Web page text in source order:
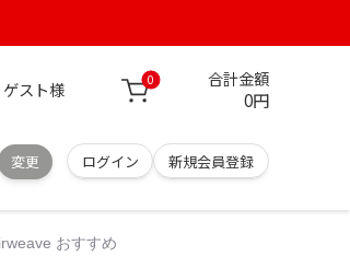
ゲスト様 0 合計金額
0円
変更 ログイン 新規会員登録
おすすめ